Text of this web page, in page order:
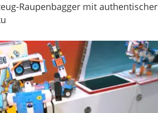
Raupenbagger mit authentischer